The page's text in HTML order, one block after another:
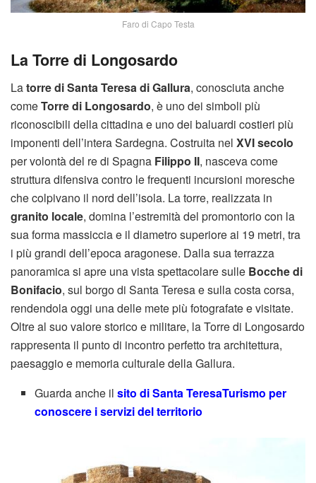
Faro di Capo Testa
La Torre di Longosardo
Latorre di Santa Teresa di Gallura, conosciuta anche
comeTorre di Longosardo, è uno dei simboli più
riconoscibili della cittadina e uno dei baluardi costieri più
imponenti dell’intera Sardegna. Costruita nel XVI secolo
per volontà del re di Spagna Filippo II, nasceva come
struttura difensiva contro le frequenti incursioni moresche
che colpivano il nord dell’isola. La torre, realizzata in
granito locale, domina l’estremità del promontorio con la
sua forma massiccia e il diametro superiore ai 19 metri, tra
i più grandi dell’epoca aragonese. Dalla sua terrazza
panoramica si apre una vista spettacolare sulle Bocche di
Bonifacio, sul borgo di Santa Teresa e sulla costa corsa,
rendendola oggi una delle mete più fotografate e visitate.
Oltre al suo valore storico e militare, la Torre di Longosardo
rappresenta il punto di incontro perfetto tra architettura,
paesaggio e memoria culturale della Gallura.
Guarda anche ilsito di Santa TeresaTurismo per
conoscere i servizi del territorio